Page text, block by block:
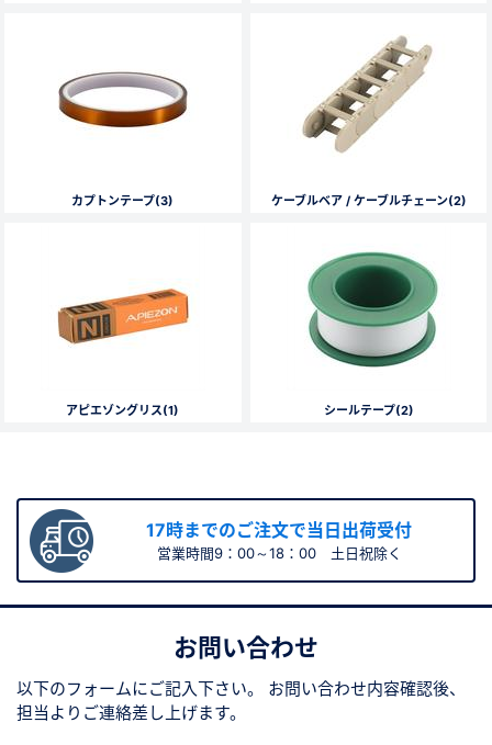
カプトンテープ(3) ケーブルベア / ケーブルチェーン(2)
アピエゾングリス(1) シールテープ(2)
17時までのご注文で当日出荷受付
営業時間9：00～18：00 土日祝除く
お問い合わせ
以下のフォームにご記入下さい。
お問い合わせ内容確認後、
担当よりご連絡差し上げます。